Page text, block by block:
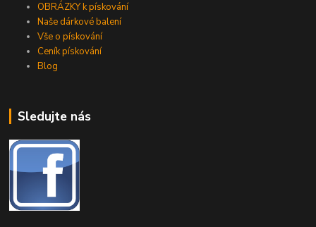
OBRÁZKY k pískování
Naše dárkové balení
Vše o pískování
Ceník pískování
Blog
Sledujte nás